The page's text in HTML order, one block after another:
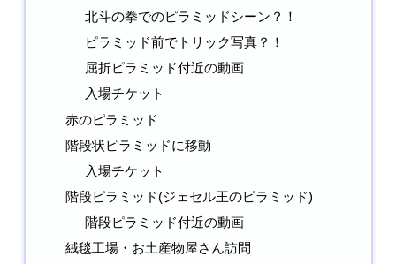
北斗の拳でのピラミッドシーン？！
ピラミッド前でトリック写真？！
屈折ピラミッド付近の動画
入場チケット
赤のピラミッド
階段状ピラミッドに移動
入場チケット
階段ピラミッド(ジェセル王のピラミッド)
階段ピラミッド付近の動画
絨毯工場・お土産物屋さん訪問